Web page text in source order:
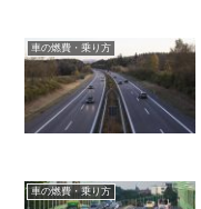
車の燃費・乗り方
車の燃費・乗り方